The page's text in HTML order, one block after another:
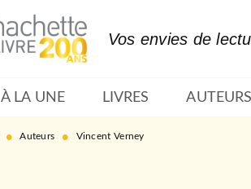
RECHERCHE
Vos envies de
À LA UNE LIVRES AUTEURS
• Auteurs • Vincent Verney